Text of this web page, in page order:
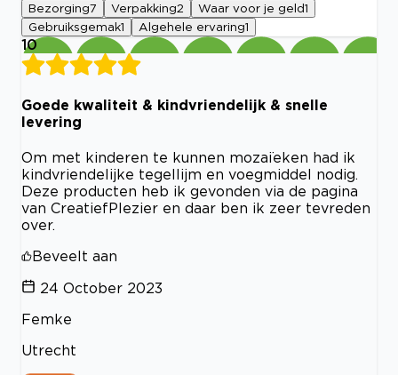
Bezorging7 Verpakking2 Waar voor je geld1
Gebruiksgemak1 Algehele ervaring1
10
Goede kwaliteit & kindvriendelijk & snelle
levering
Om met kinderen te kunnen mozaïeken had ik
kindvriendelijke tegellijm en voegmiddel nodig.
Deze producten heb ik gevonden via de pagina
van CreatiefPlezier en daar ben ik zeer tevreden
over.
Beveelt aan
24 October 2023
Femke
Utrecht